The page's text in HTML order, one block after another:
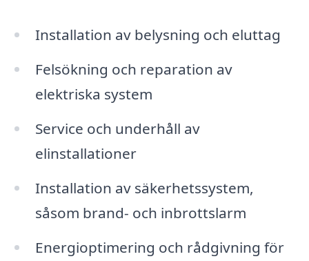
Installation av belysning och eluttag
Felsökning och reparation av
elektriska system
Service och underhåll av
elinstallationer
Installation av säkerhetssystem,
såsom brand- och inbrottslarm
Energioptimering och rådgivning för